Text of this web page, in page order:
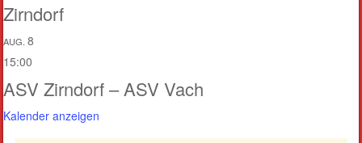
Zirndorf
AUG.8
15:00
ASV Zirndorf – ASV Vach
Kalender anzeigen